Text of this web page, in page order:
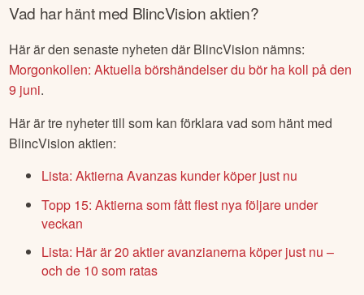
Vad har hänt med BlincVisionaktien?
Här är den senaste nyheten där BlincVision nämns:
Morgonkollen: Aktuella börshändelser du bör ha koll på den
9 juni.
Här är tre nyheter till som kan förklara vad som hänt med
BlincVision aktien:
Lista: Aktierna Avanzas kunder köper just nu
Topp 15: Aktierna som fått flest nya följare under
veckan
Lista: Här är 20 aktier avanzianerna köper just nu –
och de 10 som ratas